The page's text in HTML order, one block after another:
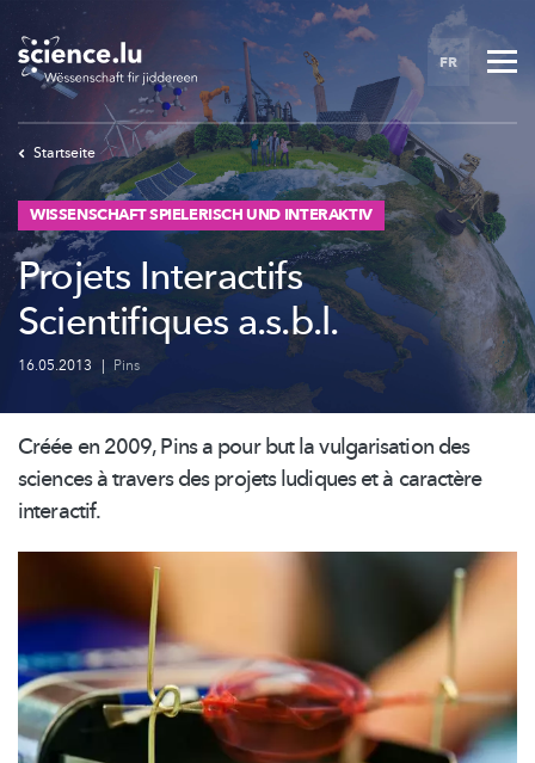
to
main
content
FR
Startseite
WISSENSCHAFT SPIELERISCH UND INTERAKTIV
Projets Interactifs
Scientifiques a.s.b.l.
16.05.2013 | Pins
Créée en 2009, Pins a pour but la vulgarisation des
sciences à travers des projets ludiques et à caractère
interactif.